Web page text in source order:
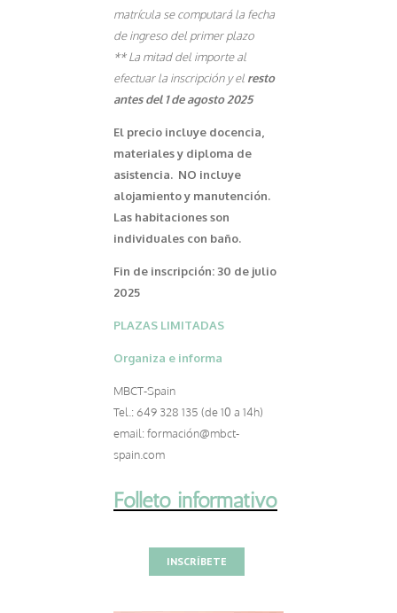
matrícula se computará la fecha
de ingreso del primer plazo
** La mitad del importe al
efectuar la inscripción y el resto
antes del 1 de agosto 2025
El precio incluye docencia,
materiales y diploma de
asistencia. NO incluye
alojamiento y manutención.
Las habitaciones son
individuales con baño.
Fin de inscripción: 30 de julio
2025
PLAZAS LIMITADAS
Organiza e informa
MBCT-Spain
Tel.: 649 328 135 (de 10 a 14h)
email: formación@mbct-
spain.com
Folleto informativo
INSCRÍBETE